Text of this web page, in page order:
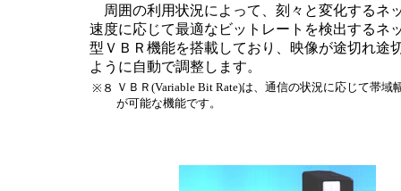
周囲の利用状況によって、刻々と変化するネ
速度に応じて最適なビットレートを検出するネ
型ＶＢＲ機能を搭載しており、映像が途切れ途
ように自動で調整します。
※８ ＶＢＲ(Variable Bit Rate)は、通信の状況に応じて帯域
が可能な機能です。